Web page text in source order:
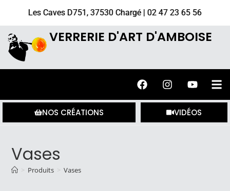
Les Caves D751, 37530 Chargé | 02 47 23 65 56
VERRERIE D'ART D'AMBOISE
NOS CRÉATIONS VIDÉOS
Vases
> Produits > Vases